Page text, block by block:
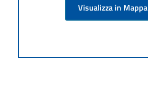
Visualizza in Mappa